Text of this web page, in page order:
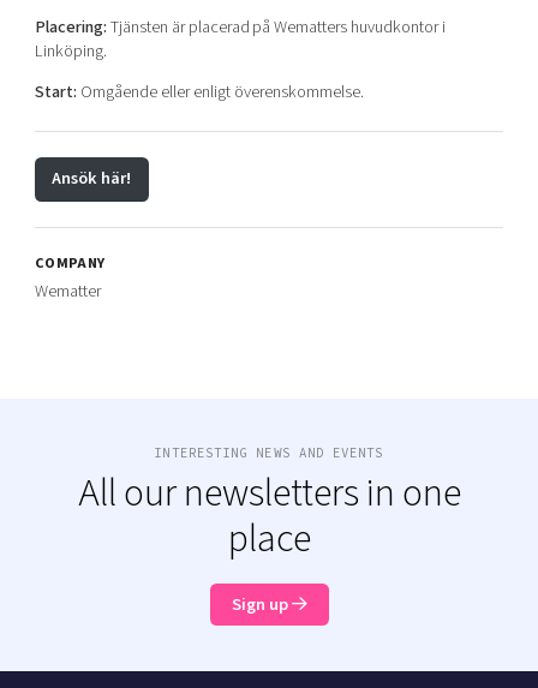
Placering:Tjänsten är placerad på Wematters huvudkontor i
Linköping.
Start: Omgående eller enligt överenskommelse.
Ansök här!
COMPANY
Wematter
INTERESTING NEWS AND EVENTS
All our newsletters in one
place
Sign up